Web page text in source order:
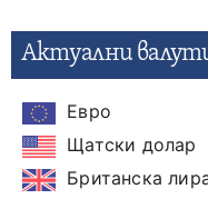
Актуални
Евро
Щатски долар
Британска